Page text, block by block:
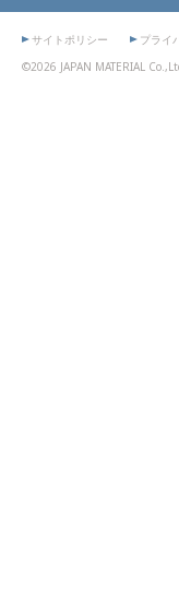
©2026 JAPAN MATERIAL
サイトポリシー プライ